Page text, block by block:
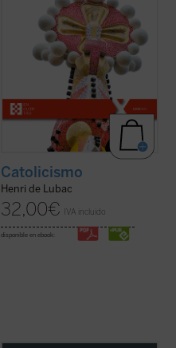
Catolicismo
Henri de Lubac
32,00€ IVA incluido
disponible en ebook: